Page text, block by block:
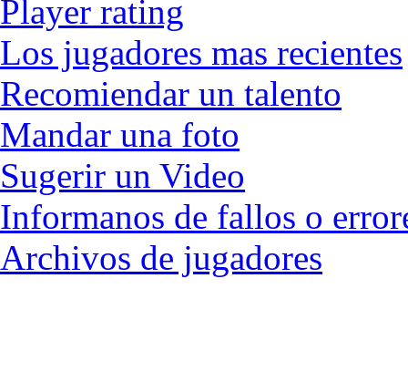
Contacto
Contacto
CGC
Login
Listado de Jugadores
Encontra talentos
Player rating